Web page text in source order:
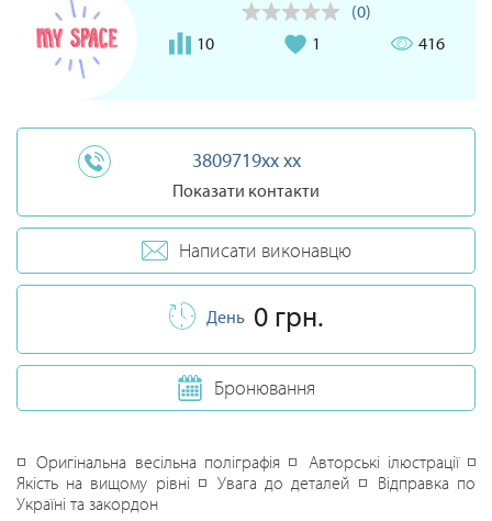
(0)
10
1 416
3809719xx xx
Показати контакти
Написати виконавцю
День 0 грн.
Бронювання
◽ Оригінальна весільна поліграфія ◽ Авторські ілюстрації ◽
Якість на вищому рівні ◽ Увага до деталей ◽ Відправка по
Україні та закордон